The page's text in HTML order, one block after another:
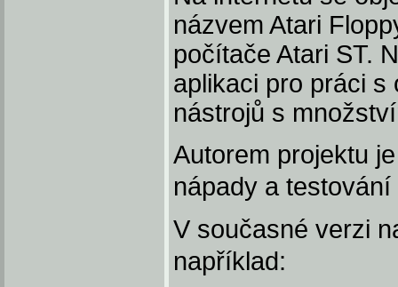
názvem Atari
počítače Atari ST.
aplikaci pro práci s
nástrojů s
Autorem projektu
nápady a
V současné verzi
například: